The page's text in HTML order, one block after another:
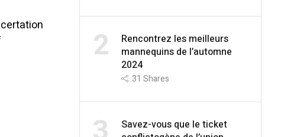
2
Rencontrez les meilleurs
mannequins de l’automne
2024
31 Shares
Savez-vous que le ticket